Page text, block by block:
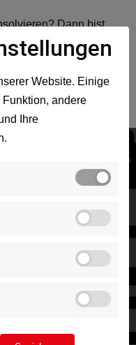
Website. Einige
andere
Ihre
Dann bist
so sieht dein
und sprich mit
alltägliches
GmbH
Ob Neubau,
dass Ihnen eine
Leistungen aus den